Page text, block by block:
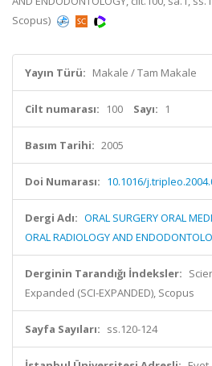
Scopus)
Yayın Türü: Makale / Tam Makale
Cilt numarası: 100 Sayı: 1
Basım Tarihi: 2005
Doi Numarası: 10.1016/
Dergi Adı: ORAL SURGERY ORAL
ORAL RADIOLOGY AND
Derginin Tarandığı İndeksler:
Expanded (SCI-EXPANDED), Scopus
Sayfa Sayıları: ss.120-124